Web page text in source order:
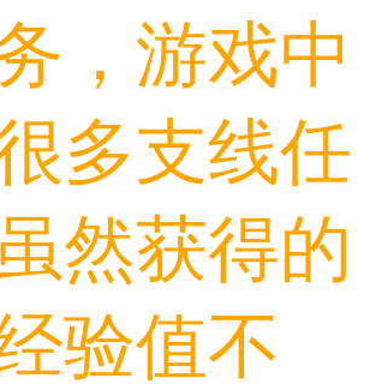
，游戏中
多支线任
然获得的
验值不